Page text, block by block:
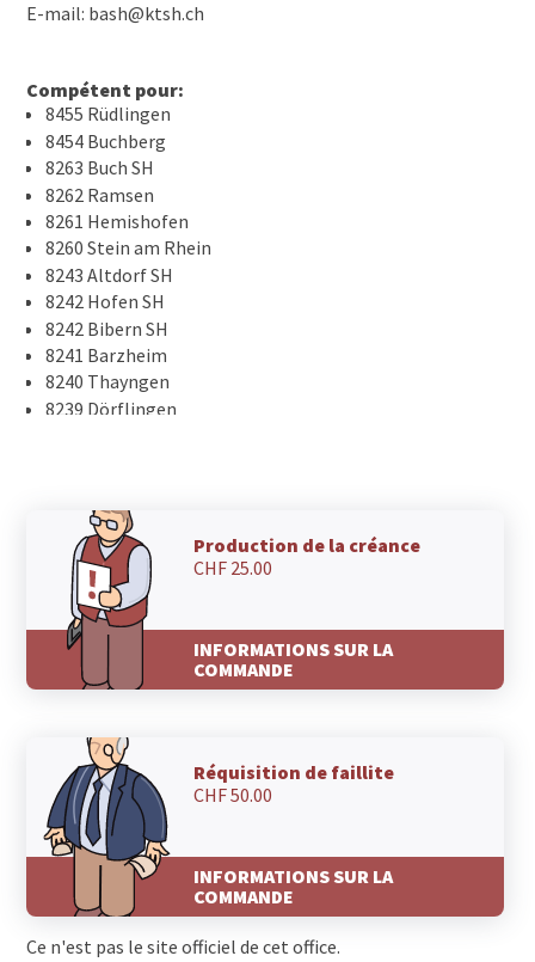
E-mail: bash@ktsh.ch
Compétent pour:
8455 Rüdlingen
8454 Buchberg
8263 Buch SH
8262 Ramsen
8261 Hemishofen
8260 Stein am Rhein
8243 Altdorf SH
8242 Hofen SH
8242 Bibern SH
8241 Barzheim
8240 Thayngen
8239 Dörflingen
8234 Stetten SH
8233 Bargen SH
8232 Merishausen
8231 Hemmental
8228 Beggingen
8226 Schleitheim
8225 Siblingen
8222 Beringen
8219 Trasadingen
8218 Osterfingen
8217 Wilchingen
8216 Oberhallau
8214 Gächlingen
8213 Neunkirch
Production de la créance
CHF 25.00
INFORMATIONS SUR LA
COMMANDE
Réquisition de faillite
CHF 50.00
INFORMATIONS SUR LA
COMMANDE
Ce n'est pas le site officiel de cet office.